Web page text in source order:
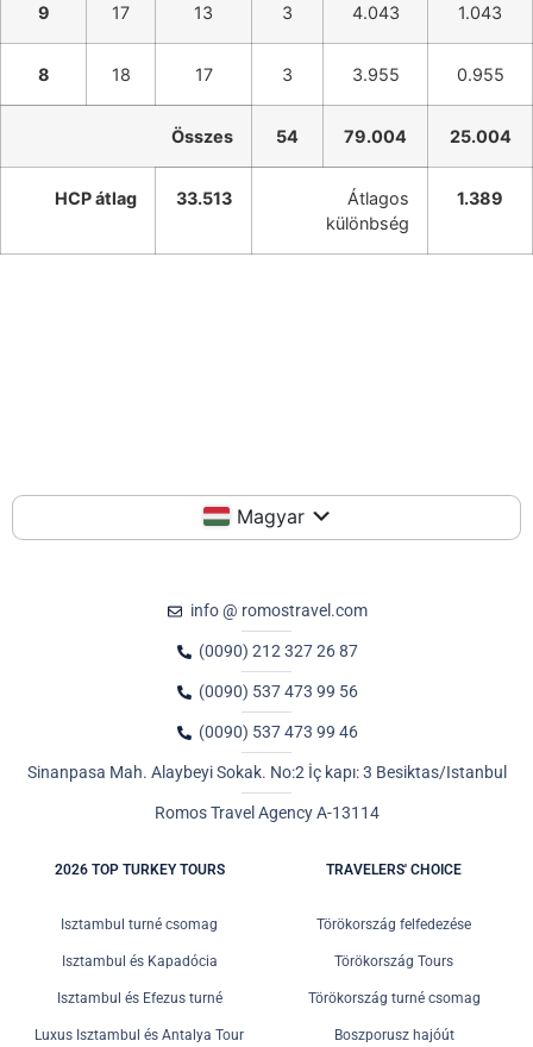
9 17 13 3 4.043 1.043
8 18 17 3 3.955 0.955
Összes 54 79.004 25.004
HCP átlag 33.513
Átlagos
különbség
1.389
Magyar
info @ romostravel.com
(0090) 212 327 26 87
(0090) 537 473 99 56
(0090) 537 473 99 46
Sinanpasa Mah. Alaybeyi Sokak. No:2 İç kapı: 3 Besiktas/Istanbul
Romos Travel Agency A-13114
2026 TOP TURKEY TOURS
Isztambul turné csomag
Isztambul és Kapadócia
Isztambul és Efezus turné
Luxus Isztambul és Antalya Tour
TRAVELERS' CHOICE
Törökország felfedezése
Törökország Tours
Törökország turné csomag
Boszporusz hajóút